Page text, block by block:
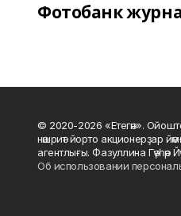
Фотобанк
© 2020-2026 «Етегән».
нәшриәт йорто акционерҙар
агентлығы. Фазуллина Гәүһәр
Об использовании